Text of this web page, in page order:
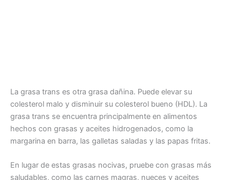
La grasa trans es otra grasa dañina. Puede elevar su
colesterol malo y disminuir su colesterol bueno (HDL). La
grasa trans se encuentra principalmente en alimentos
hechos con grasas y aceites hidrogenados, como la
margarina en barra, las galletas saladas y las papas fritas.
En lugar de estas grasas nocivas, pruebe con grasas más
saludables, como las carnes magras, nueces y aceites